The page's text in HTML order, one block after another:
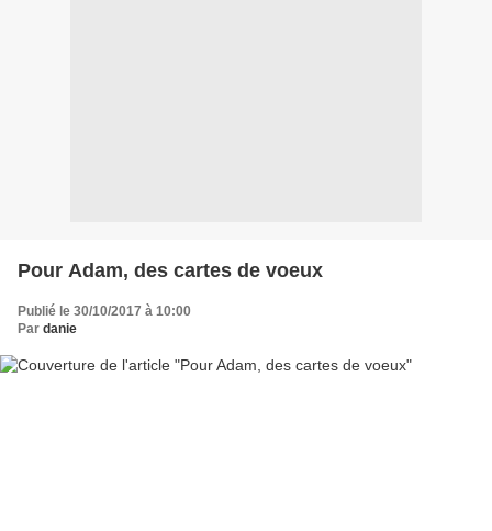
Pour Adam, des cartes de voeux
Publié le 30/10/2017 à 10:00
Par danie